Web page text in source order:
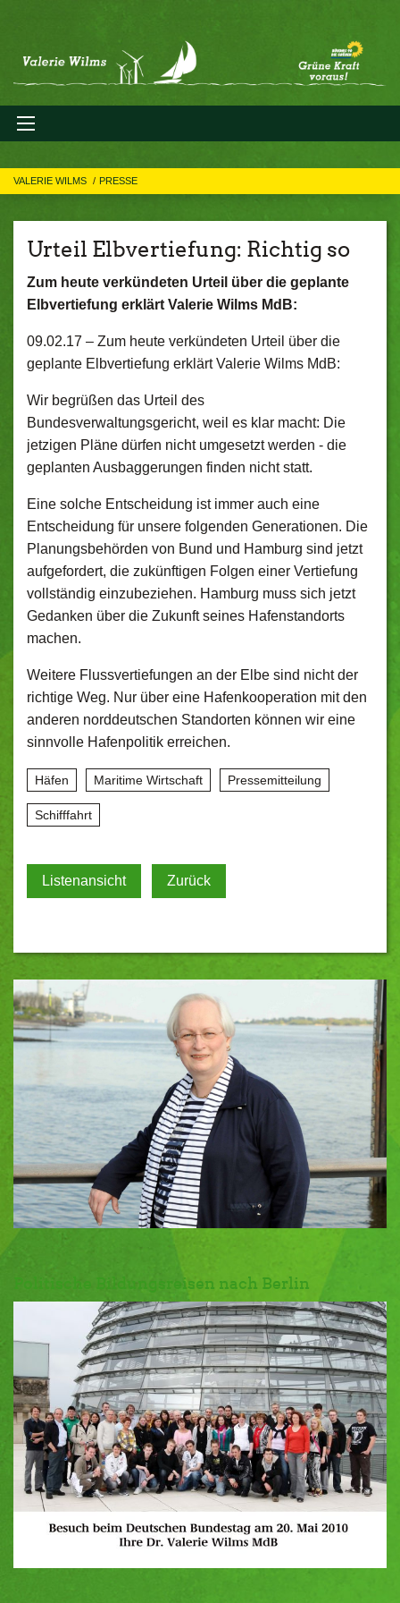
VALERIE WILMS PRESSE
Urteil Elbvertiefung: Richtig so
Zum heute verkündeten Urteil über die geplante
Elbvertiefung erklärt Valerie Wilms MdB:
09.02.17 – Zum heute verkündeten Urteil über die
geplante Elbvertiefung erklärt Valerie Wilms MdB:
Wir begrüßen das Urteil des
Bundesverwaltungsgericht, weil es klar macht: Die
jetzigen Pläne dürfen nicht umgesetzt werden - die
geplanten Ausbaggerungen finden nicht statt.
Eine solche Entscheidung ist immer auch eine
Entscheidung für unsere folgenden Generationen. Die
Planungsbehörden von Bund und Hamburg sind jetzt
aufgefordert, die zukünftigen Folgen einer Vertiefung
vollständig einzubeziehen. Hamburg muss sich jetzt
Gedanken über die Zukunft seines Hafenstandorts
machen.
Weitere Flussvertiefungen an der Elbe sind nicht der
richtige Weg. Nur über eine Hafenkooperation mit den
anderen norddeutschen Standorten können wir eine
sinnvolle Hafenpolitik erreichen.
Häfen Maritime Wirtschaft Pressemitteilung
Schifffahrt
Listenansicht Zurück
Politische Bildungsreisen nach Berlin